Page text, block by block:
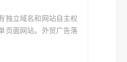
独立域名和网站自主权
页面网站。外贸广告落